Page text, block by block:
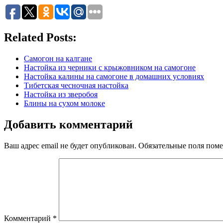
Related Posts:
Самогон на калгане
Настойка из черники с крыжовником на самогоне
Настойка калины на самогоне в домашних условиях
Тибетская чесночная настойка
Настойка из зверобоя
Блины на сухом молоке
Добавить комментарий
Ваш адрес email не будет опубликован. Обязательные поля
Комментарий *